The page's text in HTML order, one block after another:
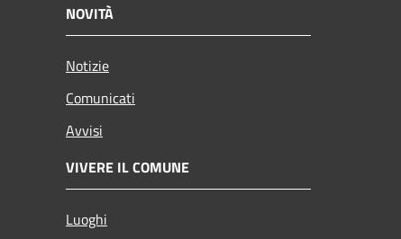
NOVITÀ
Notizie
Comunicati
Avvisi
VIVERE IL COMUNE
Luoghi